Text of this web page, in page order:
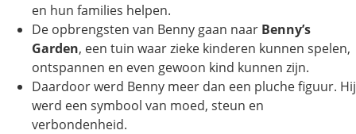
en hun families helpen.
De opbrengsten van Benny gaan naar Benny’s
Garden, een tuin waar zieke kinderen kunnen spelen,
ontspannen en even gewoon kind kunnen zijn.
Daardoor werd Benny meer dan een pluche figuur. Hij
werd een symbool van moed, steun en
verbondenheid.